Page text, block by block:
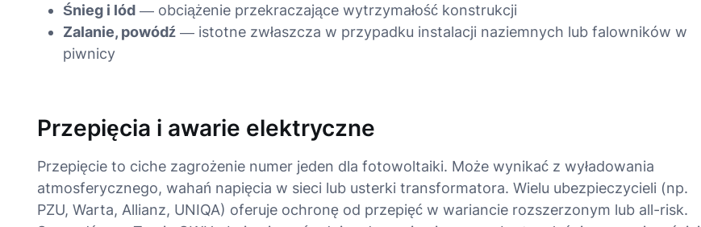
Śnieg i lód— obciążenie przekraczające wytrzymałość konstrukcji
Zalanie, powódź— istotne zwłaszcza w przypadku instalacji naziemnych lub falowników w
piwnicy
Przepięcia i awarie elektryczne
Przepięcie to ciche zagrożenie numer jeden dla fotowoltaiki. Może wynikać z wyładowania
atmosferycznego, wahań napięcia w sieci lub usterki transformatora. Wielu ubezpieczycieli (np.
PZU, Warta, Allianz, UNIQA) oferuje ochronę od przepięć w wariancie rozszerzonym lub all-risk.